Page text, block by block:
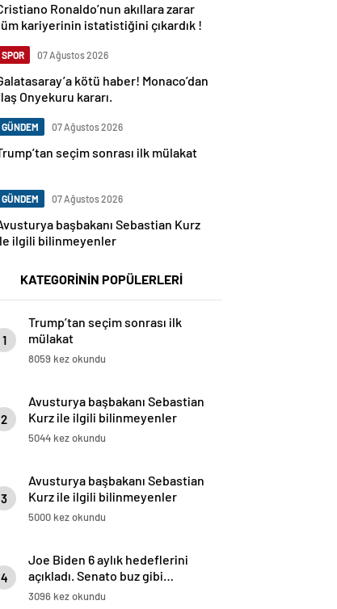
Ronaldo’nun akıllara zarar
kariyerinin istatistiğini çıkardık !
SPOR 07 Ağustos 2026
kötü haber! Monaco’dan
Onyekuru kararı.
GÜNDEM 07 Ağustos 2026
seçim sonrası ilk mülakat
GÜNDEM 07 Ağustos 2026
başbakanı Sebastian Kurz
ilgili bilinmeyenler
KATEGORİNİN POPÜLERLERİ
1
Trump’tan seçim sonrası ilk
mülakat
8059 kez okundu
2
Avusturya başbakanı Sebastian
Kurz ile ilgili bilinmeyenler
5044 kez okundu
3
Avusturya başbakanı Sebastian
Kurz ile ilgili bilinmeyenler
5000 kez okundu
4
Joe Biden 6 aylık hedeflerini
açıkladı. Senato buz gibi…
3096 kez okundu